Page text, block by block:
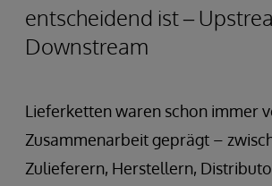
entscheidend ist –
Downstream
Lieferketten waren schon immer
Zusammenarbeit geprägt –
Zulieferern, Herstellern,